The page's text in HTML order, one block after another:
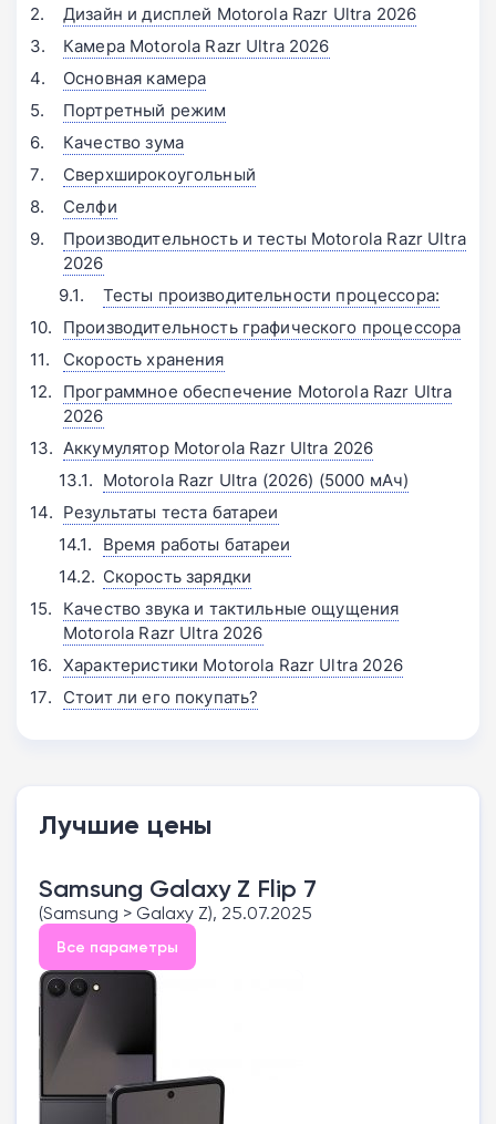
Дизайн и дисплей Motorola Razr Ultra 2026
Камера Motorola Razr Ultra 2026
Основная камера
Портретный режим
Качество зума
Сверхширокоугольный
Селфи
Производительность и тесты Motorola Razr Ultra
2026
Тесты производительности процессора:
Производительность графического процессора
Скорость хранения
Программное обеспечение Motorola Razr Ultra
2026
Аккумулятор Motorola Razr Ultra 2026
Motorola Razr Ultra (2026) (5000 мАч)
Результаты теста батареи
Время работы батареи
Скорость зарядки
Качество звука и тактильные ощущения
Motorola Razr Ultra 2026
Характеристики Motorola Razr Ultra 2026
Стоит ли его покупать?
Лучшие цены
Samsung Galaxy Z Flip 7
(Samsung > Galaxy Z), 25.07.2025
Все параметры